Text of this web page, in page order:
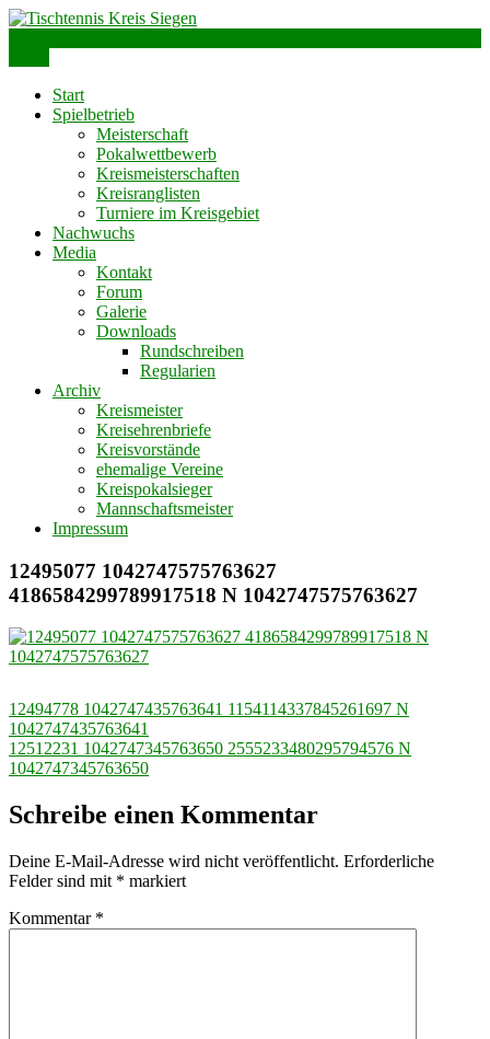
Skip
Tischtennis Kreis Siegen
Start
Spielbetrieb
Meisterschaft
Pokalwettbewerb
Kreismeisterschaften
Kreisranglisten
Turniere im Kreisgebiet
Nachwuchs
Media
Kontakt
Forum
Galerie
Downloads
Rundschreiben
Regularien
Archiv
Kreismeister
Kreisehrenbriefe
Kreisvorstände
ehemalige Vereine
Kreispokalsieger
Mannschaftsmeister
Impressum
12495077 1042747575763627
4186584299789917518 N 1042747575763627
Beitragsnavigation
12494778 1042747435763641 1154114337845261697 N
1042747435763641
12512231 1042747345763650 2555233480295794576 N
1042747345763650
Schreibe einen Kommentar
Deine E-Mail-Adresse wird nicht veröffentlicht. Erforderliche
Felder sind mit * markiert
Kommentar *